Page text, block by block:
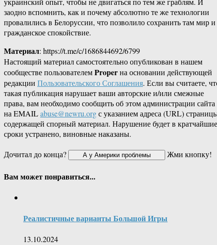
заодно вспомнить, как и почему абсолютно те же технологии
провалились в Белоруссии, что позволило сохранить там мир и
гражданское спокойствие.
Материал: https://t.me/c/1686844692/6799
Настоящий материал самостоятельно опубликован в нашем
сообществе пользователемProperна основании действующей
редакции Пользовательского Соглашения. Если вы считаете,
такая публикация нарушает ваши авторские и/или смежные
права, вам необходимо сообщить об этом администрации сайта
на EMAILabuse@newru.orgс указанием адреса (URL)
содержащей спорный материал. Нарушение будет в кратчайшие
сроки устранено, виновные наказаны.
Дочитал до конца?
Жми кнопку!
Вам может понравиться...
Реалистичные варианты Большой Игры
13.10.2024